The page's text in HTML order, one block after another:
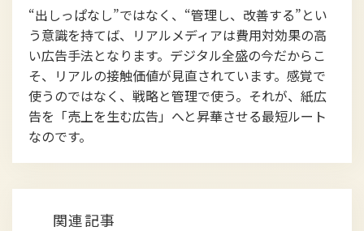
“出しっぱなし”ではなく、“管理し、改善する”とい
う意識を持てば、リアルメディアは費用対効果の高
い広告手法となります。デジタル全盛の今だからこ
そ、リアルの接触価値が見直されています。感覚で
使うのではなく、戦略と管理で使う。それが、紙広
告を「売上を生む広告」へと昇華させる最短ルート
なのです。
関連記事